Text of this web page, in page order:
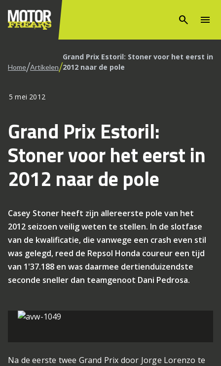
search menu
Home/Artikelen/Grand Prix Estoril: Stoner voor het eerst in
2012 naar de pole
5 mei 2012
Grand Prix Estoril:
Stoner voor het eerst in
2012 naar de pole
Casey Stoner heeft zijn allereerste pole van het
2012 seizoen veilig weten te stellen. In de slotfase
van de kwalificatie, die vanwege een crash even stil
was gelegd, reed de Repsol Honda coureur een tijd
van 1'37.188 en was daarmee dertienduizendste
seconde sneller dan teamgenoot Dani Pedrosa.
Na de eerste twee Grand Prix door Jorge Lorenzo te